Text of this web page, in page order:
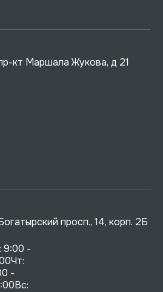
кт Маршала Жукова, д 21
просп., 14, корп. 2Б
9:00 -
-